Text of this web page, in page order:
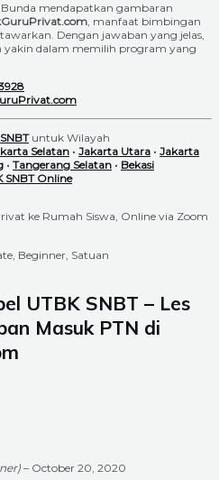
mendapatkan gambaran
, manfaat bimbingan
Dengan jawaban yang jelas,
yakin dalam memilih program yang
untuk Wilayah
Selatan • Jakarta Utara • Jakarta
• Tangerang Selatan • Bekasi
SNBT Online
ke Rumah Siswa, Online via Zoom
Beginner, Satuan
UTBK SNBT – Les
Masuk PTN di
– October 20, 2020